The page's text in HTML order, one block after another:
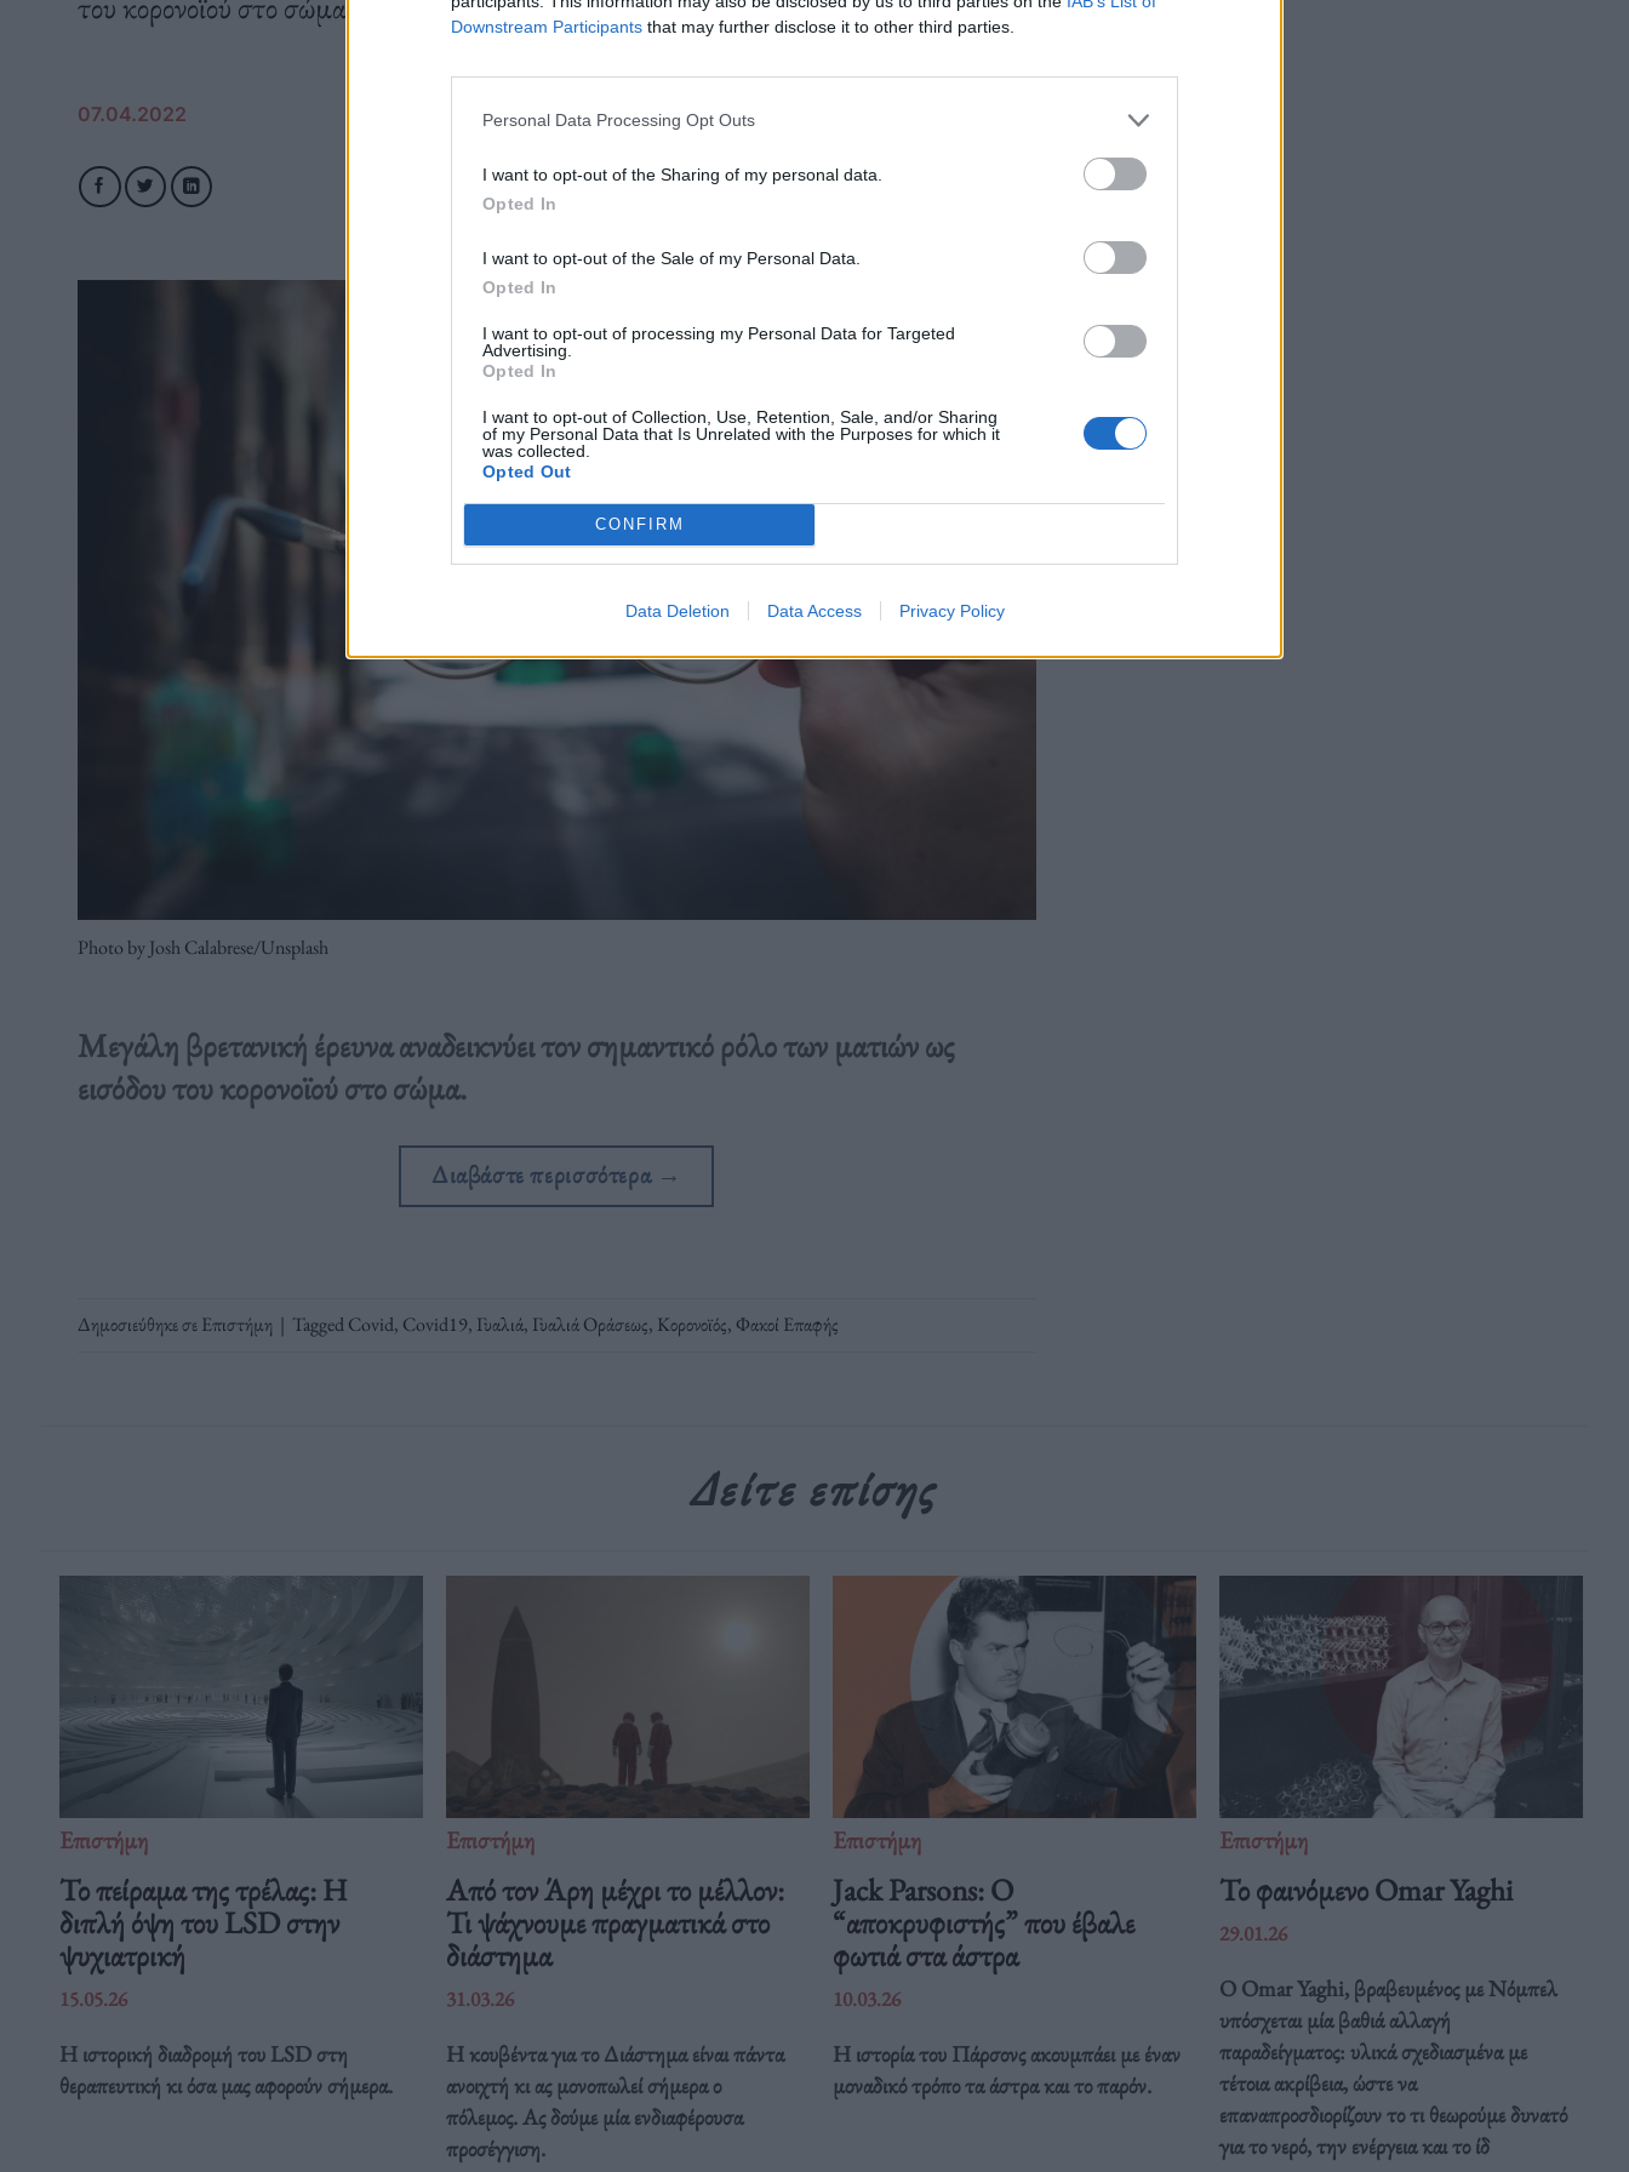
Downstream Participants that may further disclose it to other third parties.
Personal Data Processing Opt Outs
I want to opt-out of the Sharing of my personal data.
Opted In
I want to opt-out of the Sale of my Personal Data.
Opted In
I want to opt-out of processing my Personal Data for Targeted
Advertising.
Opted In
I want to opt-out of Collection, Use, Retention, Sale, and/or Sharing
of my Personal Data that Is Unrelated with the Purposes for which it
was collected.
Opted Out
CONFIRM
Data Deletion Data Access Privacy Policy
07.04.2022
Photo by Josh Calabrese/Unsplash
Μεγάλη βρετανική έρευνα αναδεικνύει τον σημαντικό ρόλο των ματιών ως
εισόδου του κορονοϊού στο σώμα.
Διαβάστε περισσότερα →
Δημοσιεύθηκε σεΕπιστήμη | TaggedCovid, Covid19, Γυαλιά, Γυαλιά Οράσεως, Κορονοϊός, Φακοί Επαφής
Δείτε επίσης
Επιστήμη
Το πείραμα της τρέλας: Η
διπλή όψη του LSD στην
ψυχιατρική
15.05.26
Η ιστορική διαδρομή του LSD στη
θεραπευτική κι όσα μας αφορούν σήμερα.
Επιστήμη
Από τον Άρη μέχρι το μέλλον:
Τι ψάχνουμε πραγματικά στο
διάστημα
31.03.26
Η κουβέντα για το Διάστημα είναι πάντα
ανοιχτή κι ας μονοπωλεί σήμερα ο
πόλεμος. Ας δούμε μία ενδιαφέρουσα
προσέγγιση.
Επιστήμη
Jack Parsons: O
“αποκρυφιστής” που έβαλε
φωτιά στα άστρα
10.03.26
Η ιστορία του Πάρσονς ακουμπάει με έναν
μοναδικό τρόπο τα άστρα και το παρόν.
Επιστήμη
Το φαινόμενο Omar Yaghi
29.01.26
Ο Omar Yaghi, βραβευμένος με Νόμπελ
υπόσχεται μία βαθιά αλλαγή
παραδείγματος: υλικά σχεδιασμένα με
τέτοια ακρίβεια, ώστε να
επαναπροσδιορίζουν το τι θεωρούμε δυνατό
για το νερό, την ενέργεια και το ίδ